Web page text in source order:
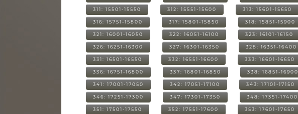
311: 15501-15550 312: 15551-15600 313: 15601-15650
316: 15751-15800 317: 15801-15850 318: 15851-15900
321: 16001-16050 322: 16051-16100 323: 16101-16150
326: 16251-16300 327: 16301-16350 328: 16351-16400
331: 16501-16550 332: 16551-16600 333: 16601-16650
336: 16751-16800 337: 16801-16850 338: 16851-16900
341: 17001-17050 342: 17051-17100 343: 17101-17150
346: 17251-17300 347: 17301-17350 348: 17351-17400
351: 17501-17550 352: 17551-17600 353: 17601-17650